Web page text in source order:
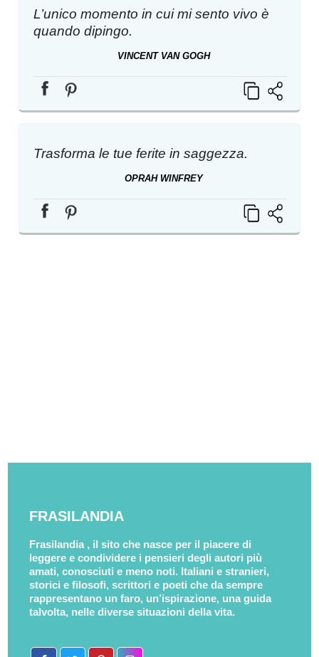
L’unico momento in cui mi sento vivo è
quando dipingo.
VINCENT VAN GOGH
Trasforma le tue ferite in saggezza.
OPRAH WINFREY
FRASILANDIA
Frasilandia , il sito che nasce per il piacere di
leggere e condividere i pensieri degli autori più
amati, conosciuti e meno noti. Italiani e stranieri,
storici e filosofi, scrittori e poeti che da sempre
rappresentano un faro, un’ispirazione, una guida
talvolta, nelle diverse situazioni della vita.